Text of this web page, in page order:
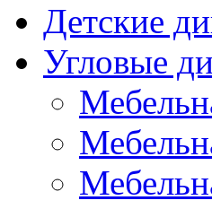
Детские
Угловые